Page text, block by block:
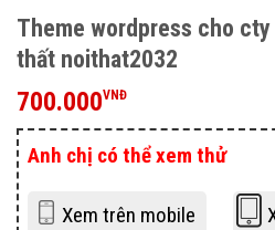
Theme wordpress cho
thất noithat2032
700.000VNĐ
Anh chị có thể xem thử
Xem trên mobile